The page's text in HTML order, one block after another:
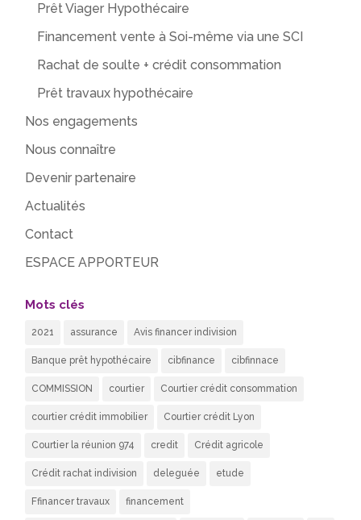
Prêt Viager Hypothécaire
Financement vente à Soi-même via une SCI
Rachat de soulte + crédit consommation
Prêt travaux hypothécaire
Nos engagements
Nous connaître
Devenir partenaire
Actualités
Contact
ESPACE APPORTEUR
Mots clés
2021 assurance Avis financer indivision
Banque prêt hypothécaire cibfinance cibfinnace
COMMISSION courtier Courtier crédit consommation
courtier crédit immobilier Courtier crédit Lyon
Courtier la réunion 974 credit Crédit agricole
Crédit rachat indivision deleguée etude
Ffinancer travaux financement